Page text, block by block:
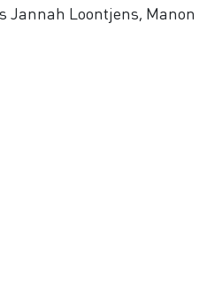
Jannah Loontjens, Manon